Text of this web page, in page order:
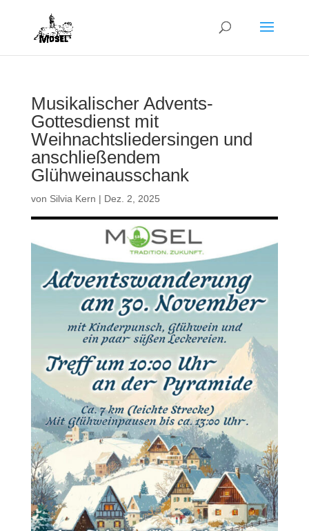
Musikalischer Advents-
Gottesdienst mit
Weihnachtsliedersingen und
anschließendem
Glühweinausschank
von Silvia Kern | Dez. 2, 2025